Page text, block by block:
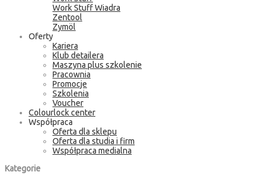
Work Stuff Wiadra
Zentool
Zymöl
Oferty
Kariera
Klub detailera
Maszyna plus szkolenie
Pracownia
Promocje
Szkolenia
Voucher
Colourlock center
Współpraca
Oferta dla sklepu
Oferta dla studia i firm
Współpraca medialna
Kategorie